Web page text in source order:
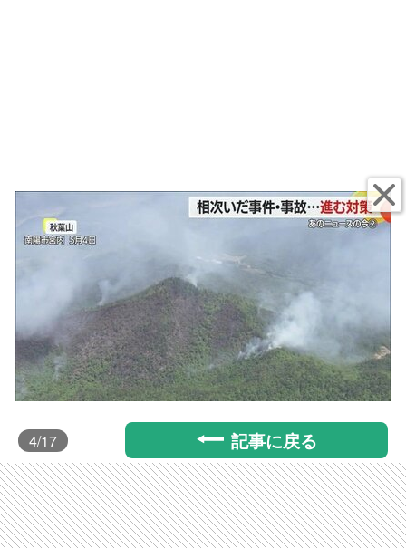
4/17 記事に戻る